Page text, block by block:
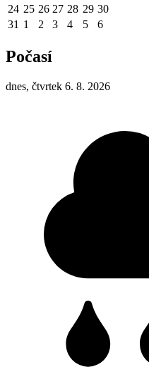
24 25 26 27 28 29 30
31 1 2 3 4 5 6
Počasí
dnes, čtvrtek 6. 8. 2026